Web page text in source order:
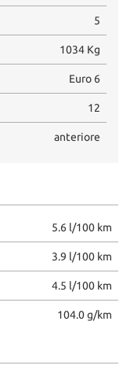
5
1034 Kg
Euro 6
12
anteriore
5.6 l/100 km
3.9 l/100 km
4.5 l/100 km
104.0 g/km